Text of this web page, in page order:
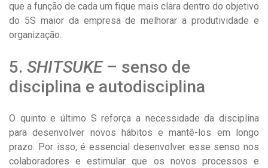
que a função de cada um fique mais clara dentro do objetivo
do 5S maior da empresa de melhorar a produtividade e
organização.
5. SHITSUKE– senso de
disciplina e autodisciplina
O quinto e último S reforça a necessidade da disciplina
para desenvolver novos hábitos e mantê-los em longo
prazo. Por isso, é essencial desenvolver esse senso nos
colaboradores e estimular que os novos processos e